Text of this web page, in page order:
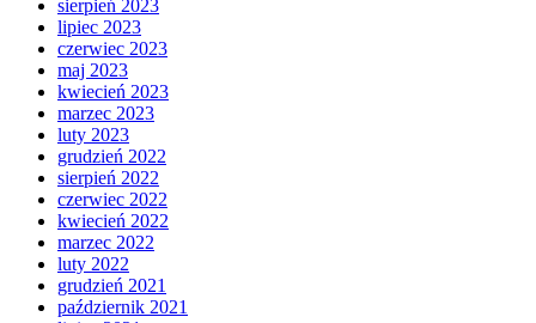
sierpień 2023
lipiec 2023
czerwiec 2023
maj 2023
kwiecień 2023
marzec 2023
luty 2023
grudzień 2022
sierpień 2022
czerwiec 2022
kwiecień 2022
marzec 2022
luty 2022
grudzień 2021
październik 2021